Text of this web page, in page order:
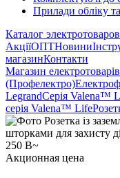
Прилади обліку
Каталог электротоваров
АкціїОПТНовини
магазинКонтакти
Магазин
(Профелектро)
LegrandСерія Valena™
серія Valena™ Life
Акционная цена